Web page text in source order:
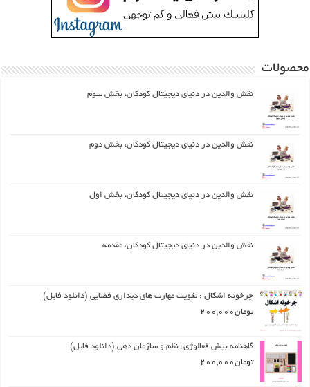
محصولات
نقش والدین در دنیای دیجیتال کودکان، بخش سوم
نقش والدین در دنیای دیجیتال کودکان، بخش دوم
نقش والدین در دنیای دیجیتال کودکان، بخش اول
نقش والدین در دنیای دیجیتال کودکان، مقدمه
چرخونه اشکال : تقویت مهارت های دیداری فضایی (دانلود فایل)
تومان200,000
گاهنامه بیش فعالوژی: نظم و سازمان دهی (دانلود فایل)
تومان200,000